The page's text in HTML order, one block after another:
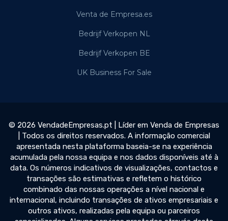
Venta de Empresa.es
Bedrijf Verkopen NL
Bedrijf Verkopen BE
UK Business For Sale
© 2026 VendadeEmpresas.pt | Líder em Venda de Empresas
| Todos os direitos reservados. A informação comercial
apresentada nesta plataforma baseia-se na experiência
acumulada pela nossa equipa e nos dados disponíveis até à
data. Os números indicativos de visualizações, contactos e
transações são estimativas e refletem o histórico
combinado das nossas operações a nível nacional e
internacional, incluindo transações de ativos empresariais e
outros ativos, realizadas pela equipa ou parceiros